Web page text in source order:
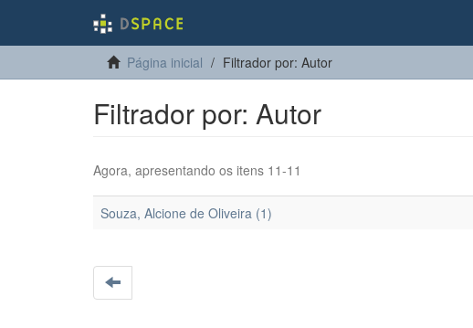
Página inicial Filtrador por: Autor
Filtrador por: Autor
Agora, apresentando os itens 11-11
Souza, Alcione de Oliveira (1)